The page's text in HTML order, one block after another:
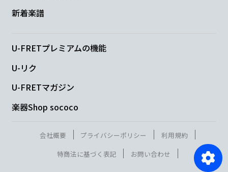
新着楽譜
U-FRETプレミアムの機能
U-リク
U-FRETマガジン
楽器Shop sococo
会社概要 プライバシーポリシー
利用規約
特商法に基づく表記
お問い合わせ